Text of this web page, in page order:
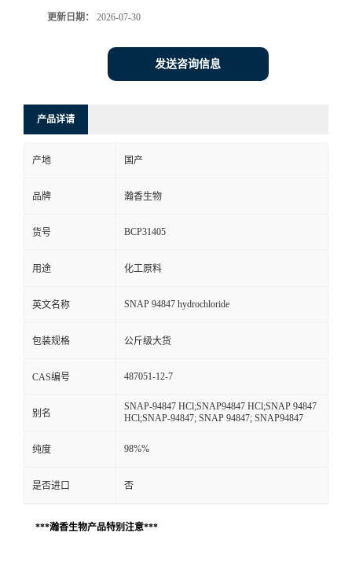
更新日期： 2026-07-30
发送咨询信息
产品详请
产地 国产
品牌 瀚香生物
货号 BCP31405
用途 化工原料
英文名称 SNAP 94847 hydrochloride
包装规格 公斤级大货
CAS编号 487051-12-7
别名
SNAP-94847 HCl;SNAP94847 HCl;SNAP 94847
HCl;SNAP-94847; SNAP 94847; SNAP94847
纯度 98%%
是否进口 否
***瀚香生物产品特别注意***